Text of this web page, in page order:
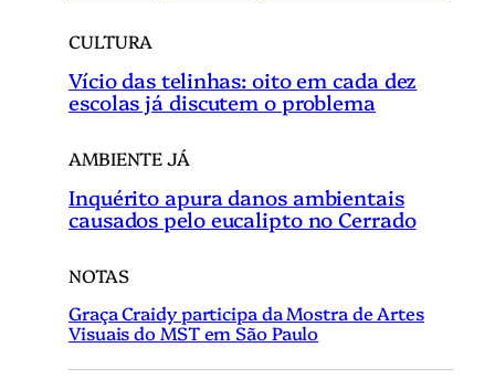
CULTURA
Vício das telinhas: oito em cada dez
escolas já discutem o problema
AMBIENTE JÁ
Inquérito apura danos ambientais
causados pelo eucalipto no Cerrado
NOTAS
Graça Craidy participa da Mostra de Artes
Visuais do MST em São Paulo